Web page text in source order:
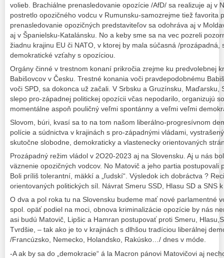
volieb. Brachiálne prenasledovanie opozície /AfD/ sa realizuje aj v
postretlo opozičného vodcu v Rumunsku-samozrejme tiež favorita
prenasledovanie opozičných predstaviteľov sa odohráva aj v
aj v Španielsku-Katalánsku. No a keby sme sa na vec pozreli
žiadnu krajinu EU či NATO, v ktorej by mala súčasná /prozápadná,
demokratické vzťahy s opozíciou.
Orgány činné v trestnom konaní prikročia zrejme ku predvolebnej
Babišovcov v Česku. Trestné konania voči pravdepodobnému
voči SPD, sa dokonca už začali. V Srbsku a Gruzínsku,
slepo pro-západnej politickej opozícii včas nepodarilo, organizujú
momentálne aspoň pouličný veľmi spontánny a veľmi veľmi
Slovom, búri, kvasí sa to na tom našom liberálno-progresívnom
polície a súdnictva v krajinách s pro-západnými vládami,
skutočne slobodne, demokraticky a vlastenecky orientovaných
Prozápadný režim vládol v 2O20-2023 aj na Slovensku. Aj u nás
väznenie opozičných vodcov. No Matovič a jeho partia postupovali
Boli príliš tolerantní, mäkkí a „ľudskí“. Výsledok ich dobráctva ?
orientovaných politických síl. Návrat Smeru SSD, Hlasu SD a SNS
O dva a pol roka tu na Slovensku budeme mať nové parlamentné
spol. opäť podiel na moci, obnova kriminalizácie opozície by nás
asi budú Matovič, Lipšic a Hamran postupovať proti Smeru,
Tvrdšie, – tak ako je to v krajinách s dlhšou tradíciou liberálnej
/Francúzsko, Nemecko, Holandsko, Rakúsko…/ dnes v móde.
-A ak by sa do „demokracie“ á la Macron pánovi Matovičovi aj